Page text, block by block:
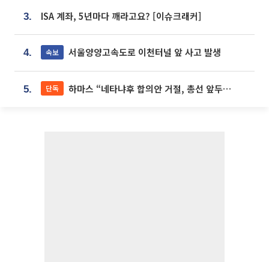
3. ISA 계좌, 5년마다 깨라고요? [이슈크래커]
4. 속보 서울양양고속도로 이천터널 앞 사고 발생
5. 단독 하마스 “네타냐후 합의안 거절, 총선 앞두고 시간 끌기”